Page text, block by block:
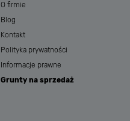
O firmie
Blog
Kontakt
Polityka prywatności
Informacje prawne
Grunty na sprzedaż